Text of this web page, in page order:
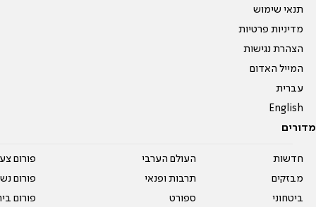
תנאי שימוש
מדיניות פרטיות
הצהרת נגישות
המייל האדום
עברית
English
מדורים
חדשות
מבזקים
ביטחוני
העולם הערבי
תרבות ופנאי
ספורט
פורום
פורום
פורום